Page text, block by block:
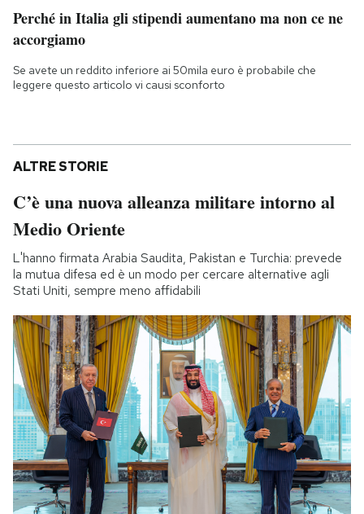
Perché in Italia gli stipendi aumentano ma non ce ne
accorgiamo
Se avete un reddito inferiore ai 50mila euro è probabile che
leggere questo articolo vi causi sconforto
ALTRE STORIE
C’è una nuova alleanza militare intorno al
Medio Oriente
L'hanno firmata Arabia Saudita, Pakistan e Turchia: prevede
la mutua difesa ed è un modo per cercare alternative agli
Stati Uniti, sempre meno affidabili